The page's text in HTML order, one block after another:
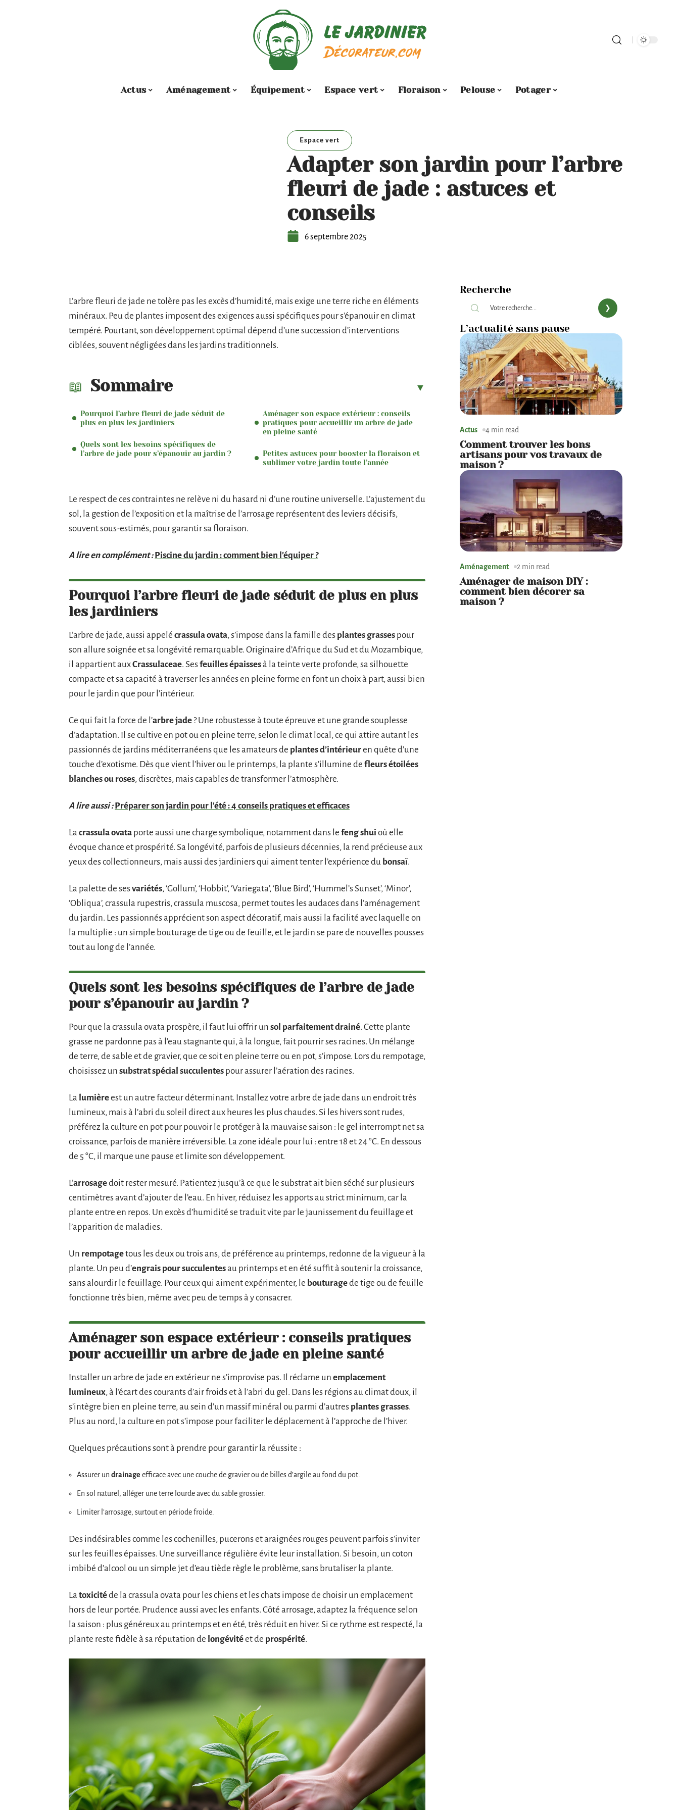
Actus Aménagement Équipement Espace vert Floraison Pelouse Potager
Espace vert
Adapter son jardin pour l’arbre
fleuri de jade : astuces et
conseils
6 septembre 2025
L’arbre fleuri de jade ne tolère pas les excès d’humidité, mais exige une terre riche en éléments
minéraux. Peu de plantes imposent des exigences aussi spécifiques pour s’épanouir en climat
tempéré. Pourtant, son développement optimal dépend d’une succession d’interventions
ciblées, souvent négligées dans les jardins traditionnels.
Sommaire
Pourquoi l’arbre fleuri de jade séduit de
plus en plus les jardiniers
Quels sont les besoins spécifiques de
l’arbre de jade pour s’épanouir au jardin ?
Aménager son espace extérieur : conseils
pratiques pour accueillir un arbre de jade
en pleine santé
Petites astuces pour booster la floraison et
sublimer votre jardin toute l’année
Le respect de ces contraintes ne relève ni du hasard ni d’une routine universelle. L’ajustement du
sol, la gestion de l’exposition et la maîtrise de l’arrosage représentent des leviers décisifs,
souvent sous-estimés, pour garantir sa floraison.
A lire en complément : Piscine du jardin : comment bien l’équiper ?
Pourquoi l’arbre fleuri de jade séduit de plus en plus
les jardiniers
L’arbre de jade, aussi appelé crassula ovata, s’impose dans la famille des plantes grasses pour
son allure soignée et sa longévité remarquable. Originaire d’Afrique du Sud et du Mozambique,
il appartient auxCrassulaceae. Sesfeuilles épaissesà la teinte verte profonde, sa silhouette
compacte et sa capacité à traverser les années en pleine forme en font un choix à part, aussi bien
pour le jardin que pour l’intérieur.
Ce qui fait la force de l’arbre jade ? Une robustesse à toute épreuve et une grande souplesse
d’adaptation. Il se cultive en pot ou en pleine terre, selon le climat local, ce qui attire autant les
passionnés de jardins méditerranéens que les amateurs de plantes d’intérieuren quête d’une
touche d’exotisme. Dès que vient l’hiver ou le printemps, la plante s’illumine de fleurs étoilées
blanches ou roses, discrètes, mais capables de transformer l’atmosphère.
A lire aussi : Préparer son jardin pour l'été : 4 conseils pratiques et efficaces
La crassula ovata porte aussi une charge symbolique, notamment dans le feng shui où elle
évoque chance et prospérité. Sa longévité, parfois de plusieurs décennies, la rend précieuse aux
yeux des collectionneurs, mais aussi des jardiniers qui aiment tenter l’expérience du bonsaï.
La palette de sesvariétés, ‘Gollum’, ‘Hobbit’, ‘Variegata’, ‘Blue Bird’, ‘Hummel’s Sunset’, ‘Minor’,
‘Obliqua’, crassula rupestris, crassula muscosa, permet toutes les audaces dans l’aménagement
du jardin. Les passionnés apprécient son aspect décoratif, mais aussi la facilité avec laquelle on
la multiplie : un simple bouturage de tige ou de feuille, et le jardin se pare de nouvelles pousses
tout au long de l’année.
Quels sont les besoins spécifiques de l’arbre de jade
pour s’épanouir au jardin ?
Pour que la crassula ovata prospère, il faut lui offrir un sol parfaitement drainé. Cette plante
grasse ne pardonne pas à l’eau stagnante qui, à la longue, fait pourrir ses racines. Un mélange
de terre, de sable et de gravier, que ce soit en pleine terre ou en pot, s’impose. Lors du rempotage,
choisissez un substrat spécial succulentes pour assurer l’aération des racines.
La lumièreest un autre facteur déterminant. Installez votre arbre de jade dans un endroit très
lumineux, mais à l’abri du soleil direct aux heures les plus chaudes. Si les hivers sont rudes,
préférez la culture en pot pour pouvoir le protéger à la mauvaise saison : le gel interrompt net sa
croissance, parfois de manière irréversible. La zone idéale pour lui : entre 18 et 24 °C. En dessous
de 5 °C, il marque une pause et limite son développement.
L’arrosagedoit rester mesuré. Patientez jusqu’à ce que le substrat ait bien séché sur plusieurs
centimètres avant d’ajouter de l’eau. En hiver, réduisez les apports au strict minimum, car la
plante entre en repos. Un excès d’humidité se traduit vite par le jaunissement du feuillage et
l’apparition de maladies.
Un rempotagetous les deux ou trois ans, de préférence au printemps, redonne de la vigueur à la
plante. Un peu d’engrais pour succulentesau printemps et en été suffit à soutenir la croissance,
sans alourdir le feuillage. Pour ceux qui aiment expérimenter, le bouturagede tige ou de feuille
fonctionne très bien, même avec peu de temps à y consacrer.
Aménager son espace extérieur : conseils pratiques
pour accueillir un arbre de jade en pleine santé
Installer un arbre de jade en extérieur ne s’improvise pas. Il réclame un emplacement
lumineux, à l’écart des courants d’air froids et à l’abri du gel. Dans les régions au climat doux, il
s’intègre bien en pleine terre, au sein d’un massif minéral ou parmi d’autres plantes grasses.
Plus au nord, la culture en pot s’impose pour faciliter le déplacement à l’approche de l’hiver.
Quelques précautions sont à prendre pour garantir la réussite :
Assurer un drainage efficace avec une couche de gravier ou de billes d’argile au fond du pot.
En sol naturel, alléger une terre lourde avec du sable grossier.
Limiter l’arrosage, surtout en période froide.
Des indésirables comme les cochenilles, pucerons et araignées rouges peuvent parfois s’inviter
sur les feuilles épaisses. Une surveillance régulière évite leur installation. Si besoin, un coton
imbibé d’alcool ou un simple jet d’eau tiède règle le problème, sans brutaliser la plante.
La toxicitéde la crassula ovata pour les chiens et les chats impose de choisir un emplacement
hors de leur portée. Prudence aussi avec les enfants. Côté arrosage, adaptez la fréquence selon
la saison : plus généreux au printemps et en été, très réduit en hiver. Si ce rythme est respecté, la
plante reste fidèle à sa réputation de longévitéet de prospérité.
Recherche
L’actualité sans pause
Actus 4 min read
Comment trouver les bons
artisans pour vos travaux de
maison ?
Aménagement 2 min read
Aménager de maison DIY :
comment bien décorer sa
maison ?